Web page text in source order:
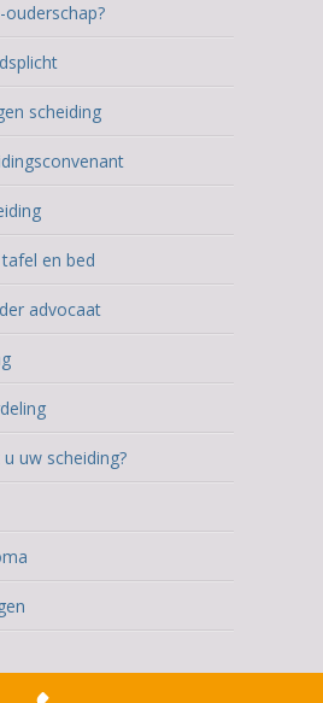
scheiding
en bed
advocaat
uw scheiding?